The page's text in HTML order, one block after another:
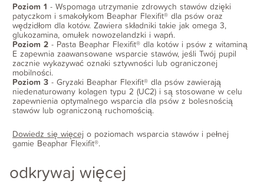
Poziom 1 - Wspomaga utrzymanie zdrowych stawów dzięki
patyczkom i smakołykom Beaphar Flexifit® dla psów oraz
wędzidłom dla kotów. Zawiera składniki takie jak omega 3,
glukozamina, omułek nowozelandzki i wapń.
Poziom 2 - Pasta Beaphar Flexifit® dla kotów i psów z witaminą
E zapewnia zaawansowane wsparcie stawów, jeśli Twój pupil
zacznie wykazywać oznaki sztywności lub ograniczonej
mobilności.
Poziom 3 - Gryzaki Beaphar Flexifit® dla psów zawierają
niedenaturowany kolagen typu 2 (UC2) i są stosowane w celu
zapewnienia optymalnego wsparcia dla psów z bolesnością
stawów lub ograniczoną ruchomością.
Dowiedz się więcej o poziomach wsparcia stawów i pełnej
gamie Beaphar Flexifit®.
odkrywaj więcej